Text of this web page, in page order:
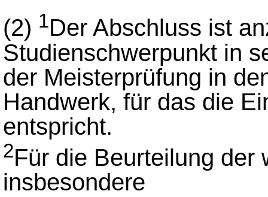
(2) 1Der Abschluss ist
Studienschwerpunkt in
der Meisterprüfung in
Handwerk, für das die
entspricht.
2Für die Beurteilung der
insbesondere